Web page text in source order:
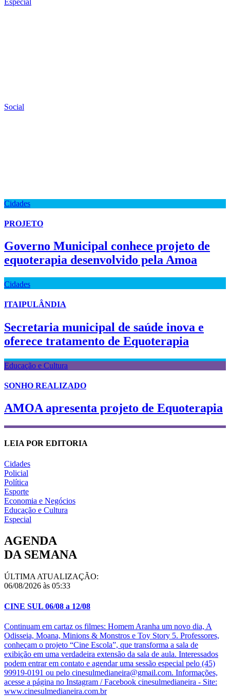
Social
Cidades
PROJETO
Governo Municipal conhece projeto de
equoterapia desenvolvido pela Amoa
Cidades
ITAIPULÂNDIA
Secretaria municipal de saúde inova e
oferece tratamento de Equoterapia
Educação e Cultura
SONHO REALIZADO
AMOA apresenta projeto de Equoterapia
LEIA POR EDITORIA
Cidades
Policial
Política
Esporte
Economia e Negócios
Educação e Cultura
Especial
AGENDA
DA SEMANA
ÚLTIMA ATUALIZAÇÃO:
06/08/2026 às 05:33
CINE SUL 06/08 a 12/08
Continuam em cartaz os filmes: Homem Aranha um novo dia, A
Odisseia, Moana, Minions & Monstros e Toy Story 5. Professores,
conheçam o projeto “Cine Escola”, que transforma a sala de
exibição em uma verdadeira extensão da sala de aula. Interessados
podem entrar em contato e agendar uma sessão especial pelo (45)
99919-0191 ou pelo cinesulmedianeira@gmail.com. Informações,
acesse a página no Instagram / Facebook cinesulmedianeira - Site:
www.cinesulmedianeira.com.br